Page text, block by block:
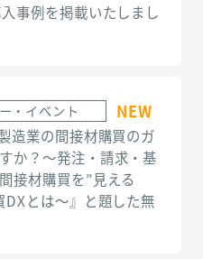
事例を掲載いたしまし
・イベント NEW
造業の間接材購買のガ
か？～発注・請求・基
接材購買を”見える
とは～』と題した無